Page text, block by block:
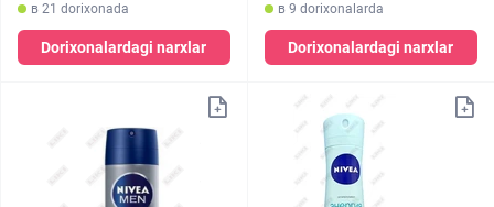
в 21 dorixonada
Dorixonalardagi narxlar
в 9 dorixonalarda
Dorixonalardagi narxlar